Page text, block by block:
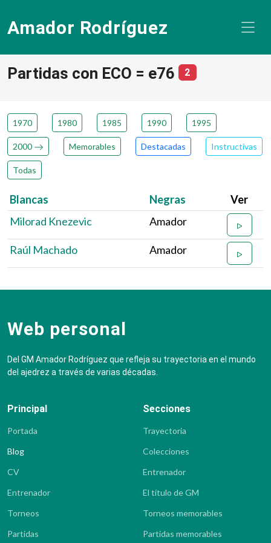
Amador Rodríguez
Partidas con ECO = e76 2número de
1970 1980 1985 1990 1995
2000 Memorables Destacadas Instructivas
Todas
Blancas Negras
Ver
Milorad Knezevic
Amador
Raúl Machado Amador
Web personal
Del GM Amador Rodríguez que refleja su trayectoria en el mundo
del ajedrez a través de varias décadas.
Principal
Portada
Blog
CV
Entrenador
Torneos
Partidas
Secciones
Trayectoria
Colecciones
Entrenador
El título de GM
Torneos memorables
Partidas memorables